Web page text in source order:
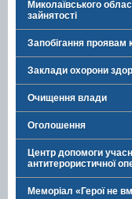
Миколаївського
зайнятості
Запобігання проявам
Заклади охорони
Очищення влади
Оголошення
Центр допомоги
антитерористичної
Меморіал «Герої не